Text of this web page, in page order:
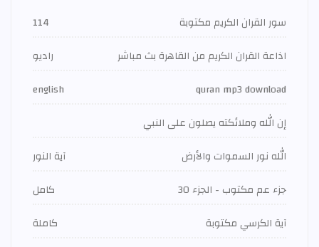
سور القران الكريم مكتوبة
114
اذاعة القران الكريم من القاهرة بث مباشر
راديو
quran mp3 download
english
إن الله وملائكته يصلون على النبي
الله نور السموات والأرض
آية النور
جزء عم مكتوب - الجزء 30
كامل
آية الكرسي مكتوبة
كاملة